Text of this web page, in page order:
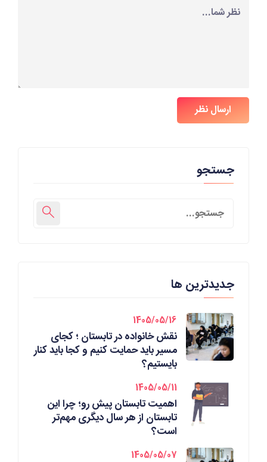
ارسال نظر
جستجو
جدیدترین ها
1405/05/16
نقش خانواده در تابستان ؛ کجای
مسیر باید حمایت کنیم و کجا باید کنار
بایستیم؟
1405/05/11
اهمیت تابستان پیش رو؛ چرا این
تابستان از هر سال دیگری مهم‌تر
است؟
1405/05/07